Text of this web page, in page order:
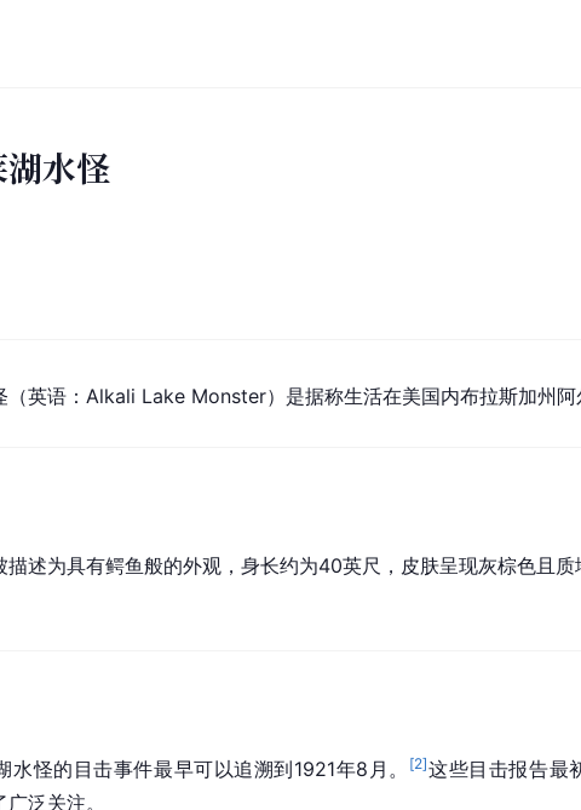
水怪
（英语：Alkali Lake Monster）是据称生活在美国内布拉斯加州阿
描述为具有鳄鱼般的外观，身长约为40英尺，皮肤呈现灰棕色且
水怪的目击事件最早可以追溯到1921年8月。 [2]这些目击报告最
泛关注。